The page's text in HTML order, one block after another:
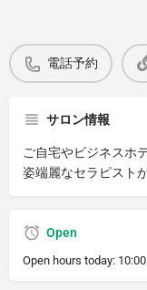
電話予約
サロン情報
ご自宅やビジネスホ
姿端麗なセラピスト
Open
Open hours today: